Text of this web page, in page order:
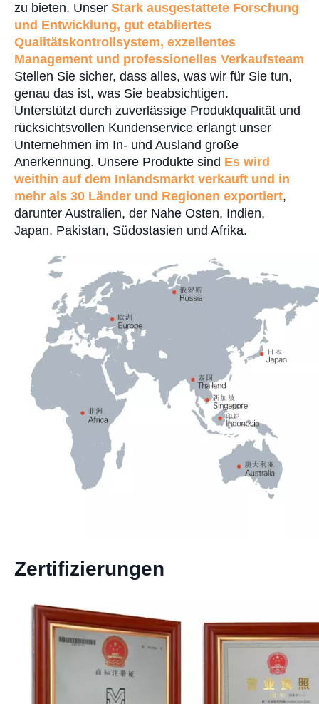
zu bieten. Unser Stark ausgestattete Forschung
und Entwicklung, gut etabliertes
Qualitätskontrollsystem, exzellentes
Management und professionelles Verkaufsteam
Stellen Sie sicher, dass alles, was wir für Sie tun,
genau das ist, was Sie beabsichtigen.
Unterstützt durch zuverlässige Produktqualität und
rücksichtsvollen Kundenservice erlangt unser
Unternehmen im In- und Ausland große
Anerkennung. Unsere Produkte sind Es wird
weithin auf dem Inlandsmarkt verkauft und in
mehr als 30 Länder und Regionen exportiert,
darunter Australien, der Nahe Osten, Indien,
Japan, Pakistan, Südostasien und Afrika.
Zertifizierungen